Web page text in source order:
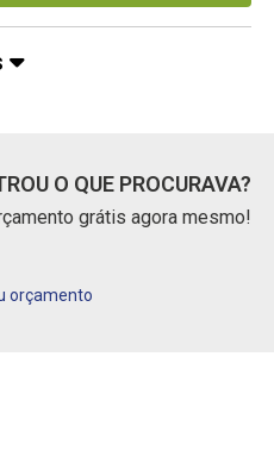
O QUE PROCURAVA?
grátis agora mesmo!
orçamento